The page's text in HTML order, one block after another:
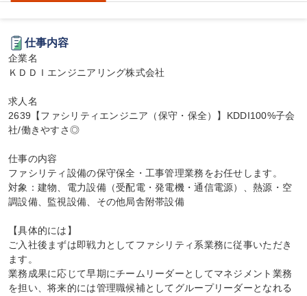
仕事内容
企業名
ＫＤＤＩエンジニアリング株式会社
求人名
2639【ファシリティエンジニア（保守・保全）】KDDI100%子会
社/働きやすさ◎
仕事の内容
ファシリティ設備の保守保全・工事管理業務をお任せします。
対象：建物、電力設備（受配電・発電機・通信電源）、熱源・空
調設備、監視設備、その他局舎附帯設備
【具体的には】
ご入社後まずは即戦力としてファシリティ系業務に従事いただき
ます。
業務成果に応じて早期にチームリーダーとしてマネジメント業務
を担い、将来的には管理職候補としてグループリーダーとなれる